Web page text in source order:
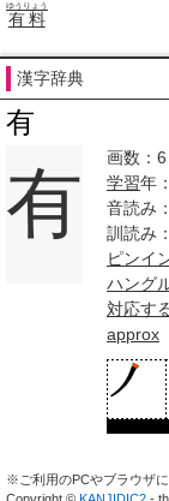
有料
ゆうりょう
漢字辞典
有
有
画数：6
学習年：
音読み：
訓読み
ピンイ
ハング
対応す
approx
※ご利用のPCやブラウザ